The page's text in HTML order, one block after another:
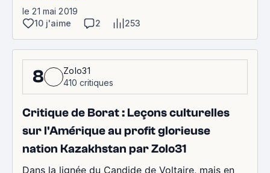
le 21 mai 2019
10 j'aime
2 253
8
Zolo31
410 critiques
Critique de Borat : Leçons culturelles
sur l'Amérique au profit glorieuse
nation Kazakhstan par Zolo31
Dans la lignée du Candide de Voltaire, mais en